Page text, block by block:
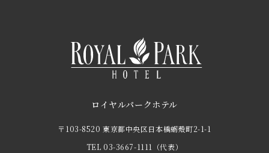
ロイヤルパークホテル
〒103-8520 東京都中央区日本橋蛎殻町2-1-1
TEL 03-3667-1111
（代表）